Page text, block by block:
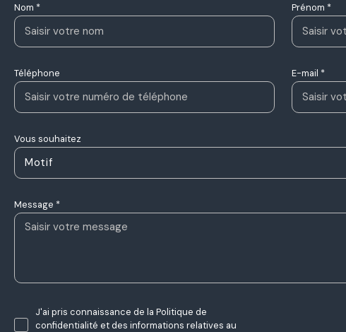
Nom * Prénom *
Téléphone E-mail *
Vous souhaitez
Motif
Message *
J'ai pris connaissance de la Politique de
confidentialité et des informations relatives au